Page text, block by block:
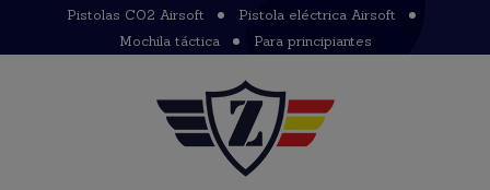
Pistolas CO2 Airsoft
Pistola eléctrica Airsoft
Mochila táctica
Para principiantes